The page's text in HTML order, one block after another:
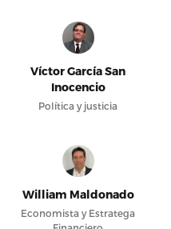
Víctor García San
Inocencio
Política y justicia
William Maldonado
Economista y Estratega